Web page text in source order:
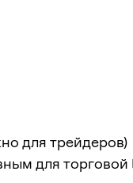
для трейдеров)
для торговой